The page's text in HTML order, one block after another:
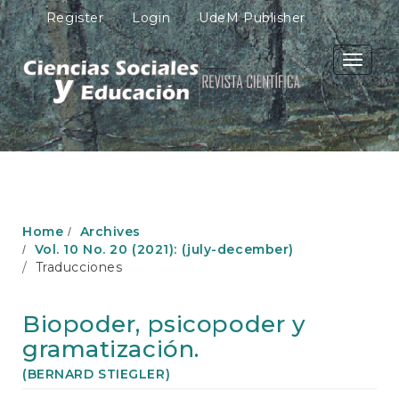
M
a
i
n
N
a
v
i
g
n
M
C
o
n
t
Register Login UdeM Publisher
Toggle
Home
Archives
Vol. 10 No. 20 (2021): (july-december)
Traducciones
Biopoder, psicopoder y
gramatización.
(BERNARD STIEGLER)